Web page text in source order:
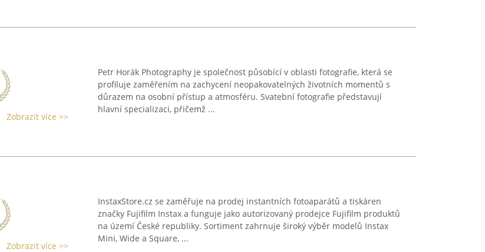
Zobrazit více >>
Petr Horák Photography je společnost působící v oblasti fotografie, která se
profiluje zaměřením na zachycení neopakovatelných životních momentů s
důrazem na osobní přístup a atmosféru. Svatební fotografie představují
hlavní specializaci, přičemž ...
Zobrazit více >>
InstaxStore.cz se zaměřuje na prodej instantních fotoaparátů a tiskáren
značky Fujifilm Instax a funguje jako autorizovaný prodejce Fujifilm produktů
na území České republiky. Sortiment zahrnuje široký výběr modelů Instax
Mini, Wide a Square, ...